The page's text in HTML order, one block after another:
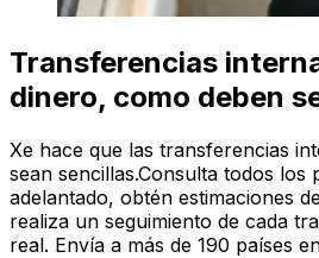
Transferencias
dinero, como deben
Xe hace que las transferencias
sean sencillas.Consulta todos los
adelantado, obtén estimaciones
realiza un seguimiento de cada
real. Envía a más de 190 países